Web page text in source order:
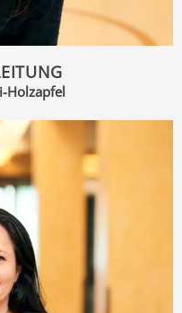
Holzapfel